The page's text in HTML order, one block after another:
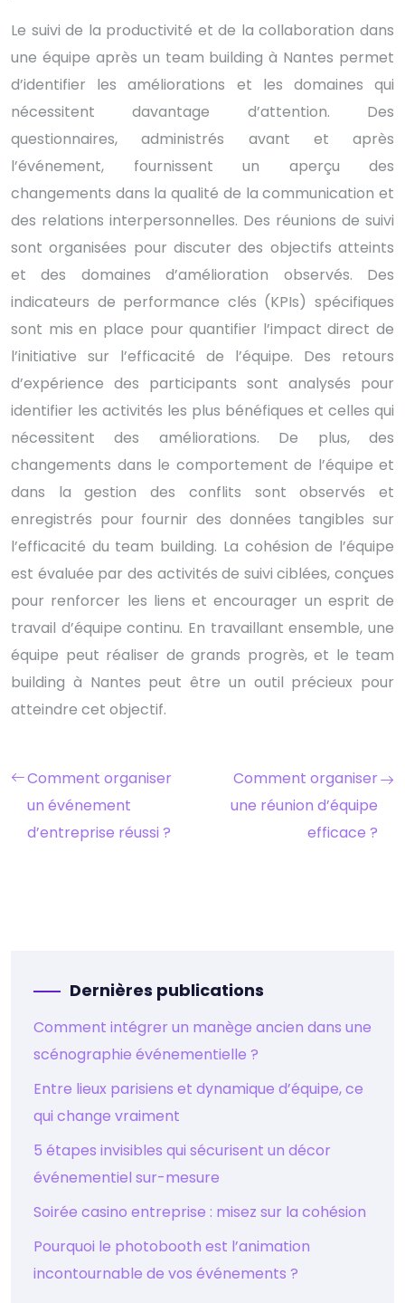
Le suivi de la productivité et de la collaboration dans
une équipe après un team building à Nantes permet
d’identifier les améliorations et les domaines qui
nécessitent davantage d’attention. Des
questionnaires, administrés avant et après
l’événement, fournissent un aperçu des
changements dans la qualité de la communication et
des relations interpersonnelles. Des réunions de suivi
sont organisées pour discuter des objectifs atteints
et des domaines d’amélioration observés. Des
indicateurs de performance clés (KPIs) spécifiques
sont mis en place pour quantifier l’impact direct de
l’initiative sur l’efficacité de l’équipe. Des retours
d’expérience des participants sont analysés pour
identifier les activités les plus bénéfiques et celles qui
nécessitent des améliorations. De plus, des
changements dans le comportement de l’équipe et
dans la gestion des conflits sont observés et
enregistrés pour fournir des données tangibles sur
l’efficacité du team building. La cohésion de l’équipe
est évaluée par des activités de suivi ciblées, conçues
pour renforcer les liens et encourager un esprit de
travail d’équipe continu. En travaillant ensemble, une
équipe peut réaliser de grands progrès, et le team
building à Nantes peut être un outil précieux pour
atteindre cet objectif.
Comment organiser
un événement
d’entreprise réussi ?
Comment organiser
une réunion d’équipe
efficace ?
Dernières publications
Comment intégrer un manège ancien dans une
scénographie événementielle ?
Entre lieux parisiens et dynamique d’équipe, ce
qui change vraiment
5 étapes invisibles qui sécurisent un décor
événementiel sur-mesure
Soirée casino entreprise : misez sur la cohésion
Pourquoi le photobooth est l’animation
incontournable de vos événements ?